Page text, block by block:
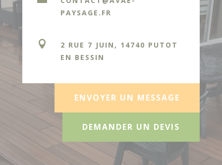
PAYSAGE.FR

2 RUE 7 JUIN, 14740 PUTOT
EN BESSIN
ENVOYER UN MESSAGE
DEMANDER UN DEVIS